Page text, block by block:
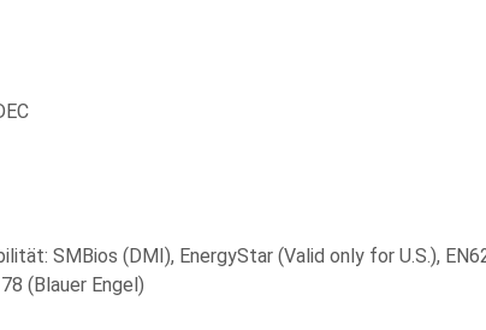
SMBios (DMI), EnergyStar (Valid only for U.S.),
(Blauer Engel)